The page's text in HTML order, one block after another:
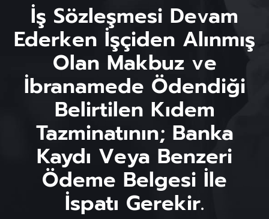
İş Sözleşmesi Devam
Ederken İşçiden Alınmış
Olan Makbuz ve
İbranamede Ödendiği
Belirtilen Kıdem
Tazminatının; Banka
Kaydı Veya Benzeri
Ödeme Belgesi İle
İspatı Gerekir.